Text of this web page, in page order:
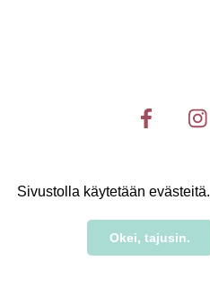
Sivustolla käytetään evästeitä.
Okei, tajusin.